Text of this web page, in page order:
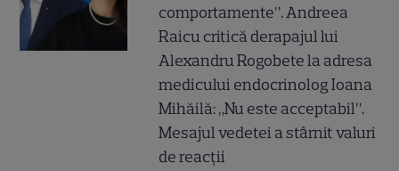
comportamente”. Andreea
Raicu critică derapajul lui
Alexandru Rogobete la adresa
medicului endocrinolog Ioana
Mihăilă: „Nu este acceptabil”.
Mesajul vedetei a stârnit valuri
de reacții